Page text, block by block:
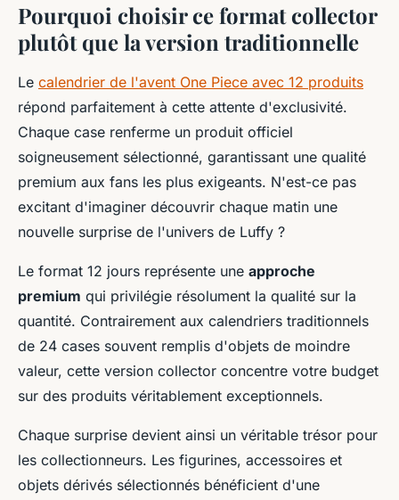
Pourquoi choisir ce format collector
plutôt que la version traditionnelle
Le calendrier de l'avent One Piece avec 12 produits
répond parfaitement à cette attente d'exclusivité.
Chaque case renferme un produit officiel
soigneusement sélectionné, garantissant une qualité
premium aux fans les plus exigeants. N'est-ce pas
excitant d'imaginer découvrir chaque matin une
nouvelle surprise de l'univers de Luffy ?
Le format 12 jours représente une approche
premium qui privilégie résolument la qualité sur la
quantité. Contrairement aux calendriers traditionnels
de 24 cases souvent remplis d'objets de moindre
valeur, cette version collector concentre votre budget
sur des produits véritablement exceptionnels.
Chaque surprise devient ainsi un véritable trésor pour
les collectionneurs. Les figurines, accessoires et
objets dérivés sélectionnés bénéficient d'une